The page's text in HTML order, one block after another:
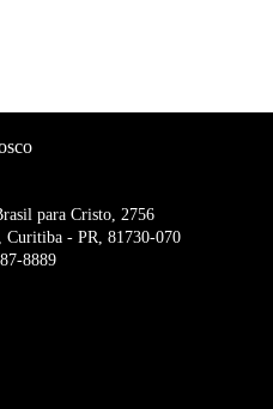
para Cristo, 2756
Curitiba - PR, 81730-070
8889